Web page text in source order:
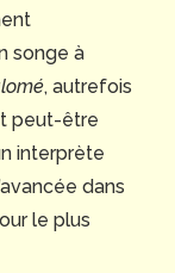
songe à
, autrefois
peut-être
interprète
dans
le plus